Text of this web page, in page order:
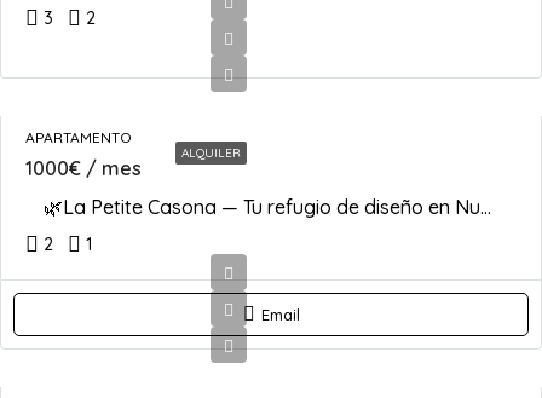
3 2
ALQUILER
APARTAMENTO
1000€ / mes
🌿La Petite Casona — Tu refugio de diseño en Nuevo Portil 🏡
2 1
Email